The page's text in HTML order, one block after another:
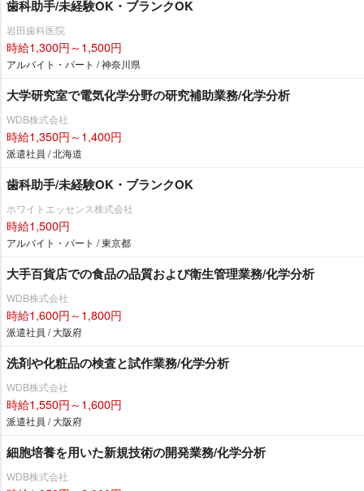
歯科助手/未経験OK・ブランクOK
田歯科医院
時給1,300円～1,500円
アルバイト・パート / 神奈川県
大学研究室で電気化学分野の研究補助業務/化学分析
WDB株式会社
時給1,350円～1,400円
派遣社員 / 北海道
歯科助手/未経験OK・ブランクOK
ホワイトエッセンス株式会社
時給1,500円
アルバイト・パート / 東京都
大手百貨店での食品の品質および衛生管理業務/化学分析
WDB株式会社
時給1,600円～1,800円
派遣社員 / 大阪府
洗剤や化粧品の検査と試作業務/化学分析
WDB株式会社
時給1,550円～1,600円
派遣社員 / 大阪府
細胞培養を用いた新規技術の開発業務/化学分析
WDB株式会社